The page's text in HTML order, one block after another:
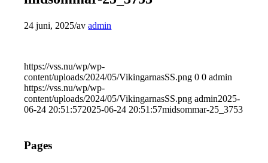
24 juni, 2025/avadmin
https://vss.nu/wp/wp-
content/uploads/2024/05/VikingarnasSS.png 0 0 admin
https://vss.nu/wp/wp-
content/uploads/2024/05/VikingarnasSS.png admin2025-
06-24 20:51:572025-06-24 20:51:57midsommar-25_3753
Pages